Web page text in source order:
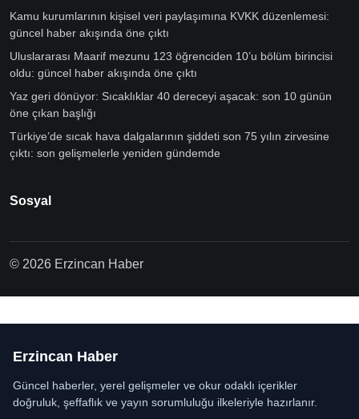
Kamu kurumlarının kişisel veri paylaşımına KVKK düzenlemesi:
güncel haber akışında öne çıktı
Uluslararası Maarif mezunu 123 öğrenciden 10’u bölüm birincisi
oldu: güncel haber akışında öne çıktı
Yaz geri dönüyor: Sıcaklıklar 40 dereceyi aşacak: son 10 günün
öne çıkan başlığı
Türkiye’de sıcak hava dalgalarının şiddeti son 75 yılın zirvesine
çıktı: son gelişmelerle yeniden gündemde
Sosyal
© 2026 Erzincan Haber
Erzincan Haber
Güncel haberler, yerel gelişmeler ve okur odaklı içerikler
doğruluk, şeffaflık ve yayın sorumluluğu ilkeleriyle hazırlanır.